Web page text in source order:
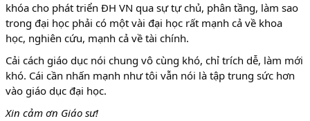
khóa cho phát triển ĐH VN qua sự tự chủ, phân tầng, làm sao
trong đại học phải có một vài đại học rất mạnh cả về khoa
học, nghiên cứu, mạnh cả về tài chính.
Cải cách giáo dục nói chung vô cùng khó, chỉ trích dễ, làm mới
khó. Cái cần nhấn mạnh như tôi vẫn nói là tập trung sức hơn
vào giáo dục đại học.
Xin cảm ơn Giáo sư!